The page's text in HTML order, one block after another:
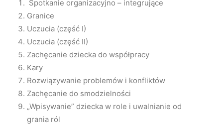
Spotkanie organizacyjno – integrujące
Granice
Uczucia (część I)
Uczucia (część II)
Zachęcanie dziecka do współpracy
Kary
Rozwiązywanie problemów i konfliktów
Zachęcanie do smodzielności
„Wpisywanie” dziecka w role i uwalnianie od
grania ról